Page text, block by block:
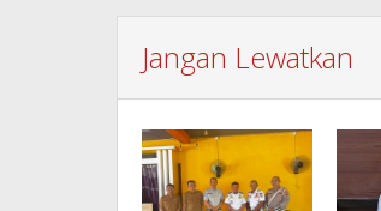
Jangan Lewatkan